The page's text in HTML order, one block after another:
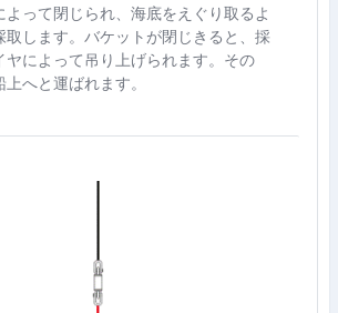
よって閉じられ、海底をえぐり取るよ
取します。バケットが閉じきると、採
ヤによって吊り上げられます。その
へと運ばれます。